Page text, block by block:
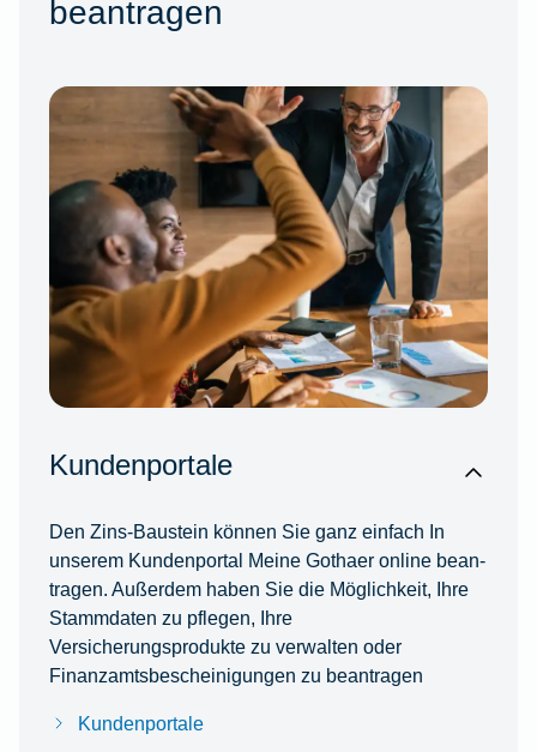
beantragen
Kundenportale
Den Zins-Baustein können Sie ganz einfach In
unserem Kundenportal Meine Gothaer online bean­
tragen. Außer­dem haben Sie die Möglichkeit, Ihre
Stammdaten zu pflegen, Ihre
Versicherungsprodukte zu verwalten oder
Finanzamtsbescheinigungen zu beantragen
Kundenportale